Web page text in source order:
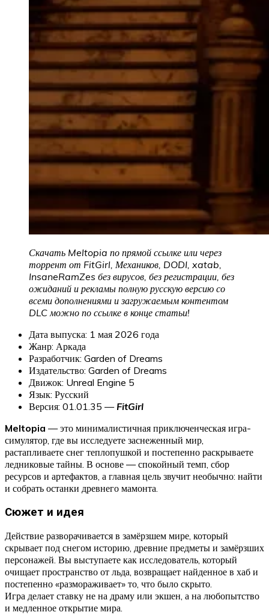
Скачать Meltopia по прямой ссылке или через
торрент от FitGirl, Механиков, DODI, xatab,
InsaneRamZes без вирусов, без регистрации, без
ожиданий и рекламы полную русскую версию со
всеми дополнениями и загружаемым контентом
DLC можно по ссылке в конце статьи!
Дата выпуска: 1 мая 2026 года
Жанр: Аркада
Разработчик: Garden of Dreams
Издательство: Garden of Dreams
Движок: Unreal Engine 5
Язык: Русский
Версия: 01.01.35 — FitGirl
Meltopia — это минималистичная приключенческая игра-
симулятор, где вы исследуете заснеженный мир,
растапливаете снег теплопушкой и постепенно раскрываете
ледниковые тайны. В основе — спокойный темп, сбор
ресурсов и артефактов, а главная цель звучит необычно: найти
и собрать останки древнего мамонта.
Сюжет и идея
Действие разворачивается в замёрзшем мире, который
скрывает под снегом историю, древние предметы и замёрзших
персонажей. Вы выступаете как исследователь, который
очищает пространство от льда, возвращает найденное в хаб и
постепенно «размораживает» то, что было скрыто.
Игра делает ставку не на драму или экшен, а на любопытство
и медленное открытие мира.